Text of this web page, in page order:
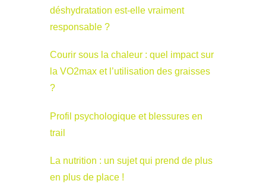
déshydratation est-elle vraiment
responsable ?
Courir sous la chaleur : quel impact sur
la VO2max et l’utilisation des graisses
?
Profil psychologique et blessures en
trail
La nutrition : un sujet qui prend de plus
en plus de place !